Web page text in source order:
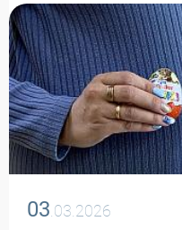
03 .03.2026